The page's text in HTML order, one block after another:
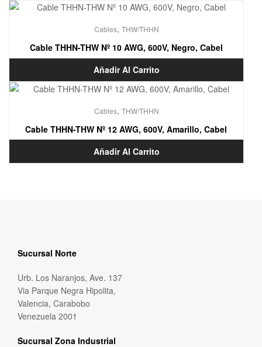
Cables, THW/THHN
Cable THHN-THW Nº 10 AWG, 600V, Negro, Cabel
Añadir Al Carrito
Cables, THW/THHN
Cable THHN-THW Nº 12 AWG, 600V, Amarillo, Cabel
Añadir Al Carrito
Sucursal Norte
Urb. Los Naranjos, Ave. 137
Via Parque Negra Hipolita,
Valencia, Carabobo
Venezuela 2001
Sucursal Zona Industrial